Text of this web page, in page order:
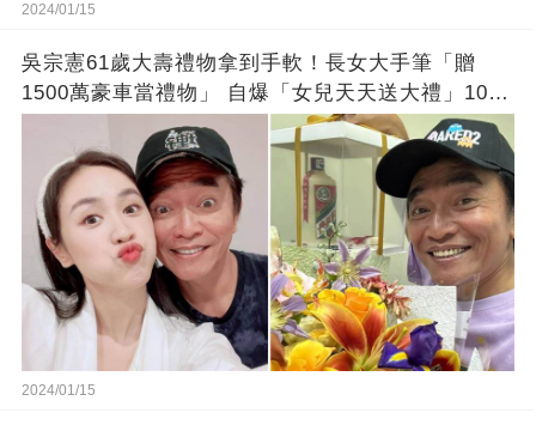
2024/01/15
吳宗憲61歲大壽禮物拿到手軟！長女大手筆「贈
1500萬豪車當禮物」 自爆「女兒天天送大禮」10年
徒弟也不甘示弱!
2024/01/15